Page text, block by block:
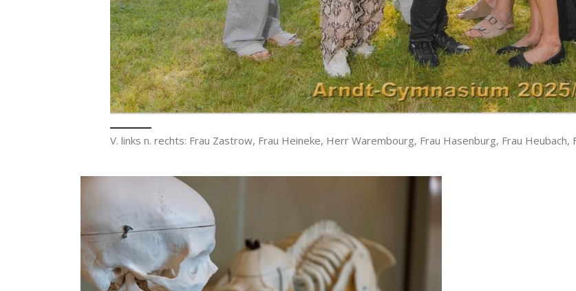
V. links n. rechts: Frau Zastrow, Frau Heineke, Herr Warembourg, Frau Hasenburg, Frau Heubach,